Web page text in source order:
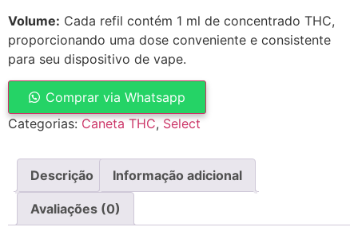
Volume: Cada refil contém 1 ml de concentrado THC,
proporcionando uma dose conveniente e consistente
para seu dispositivo de vape.
Comprar via Whatsapp
Categorias:Caneta THC,Select
Descrição Informação adicional
Avaliações (0)